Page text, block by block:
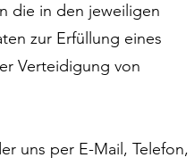
die in den jeweiligen
zur Erfüllung eines
Verteidigung von
uns per E-Mail, Telefon,